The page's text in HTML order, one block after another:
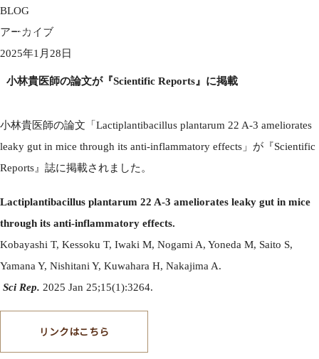
Yokohama International Hepato-Biliary-Pancreatic-Gastroenterological Association
BLOG
アーカイブ
2025年1月28日
小林貴医師の論文が『Scientific Reports』に掲載
小林貴医師の論文「Lactiplantibacillus plantarum 22 A-3 ameliorates
leaky gut in mice through its anti-inflammatory effects」が『Scientific
Reports』誌に掲載されました。
Lactiplantibacillus plantarum 22 A-3 ameliorates leaky gut in mice
through its anti-inflammatory effects.
Kobayashi T, Kessoku T, Iwaki M, Nogami A, Yoneda M, Saito S,
Yamana Y, Nishitani Y, Kuwahara H, Nakajima A.
Sci Rep. 2025 Jan 25;15(1):3264.
リンクはこちら